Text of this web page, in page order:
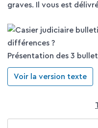
graves. Il vous est
Présentation des 3
Voir la version texte